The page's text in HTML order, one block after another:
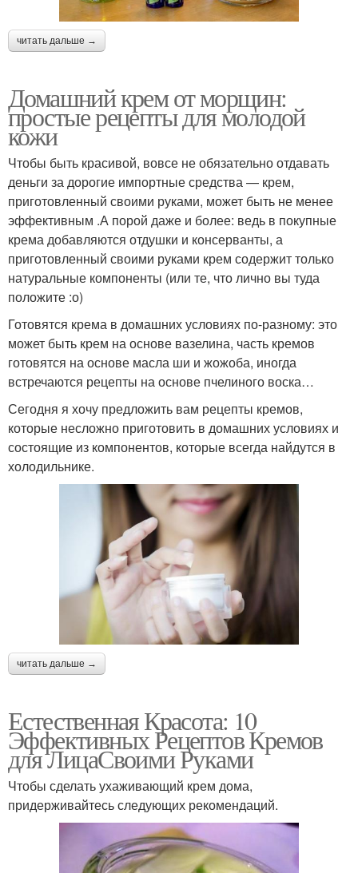
читать дальше →
Домашний крем от морщин:
простые рецепты для молодой
кожи
Чтобы быть красивой, вовсе не обязательно отдавать
деньги за дорогие импортные средства — крем,
приготовленный своими руками, может быть не менее
эффективным .А порой даже и более: ведь в покупные
крема добавляются отдушки и консерванты, а
приготовленный своими руками крем содержит только
натуральные компоненты (или те, что лично вы туда
положите :о)
Готовятся крема в домашних условиях по-разному: это
может быть крем на основе вазелина, часть кремов
готовятся на основе масла ши и жожоба, иногда
встречаются рецепты на основе пчелиного воска…
Сегодня я хочу предложить вам рецепты кремов,
которые несложно приготовить в домашних условиях и
состоящие из компонентов, которые всегда найдутся в
холодильнике.
читать дальше →
Естественная Красота: 10
Эффективных Рецептов Кремов
для ЛицаСвоими Руками
Чтобы сделать ухаживающий крем дома,
придерживайтесь следующих рекомендаций.